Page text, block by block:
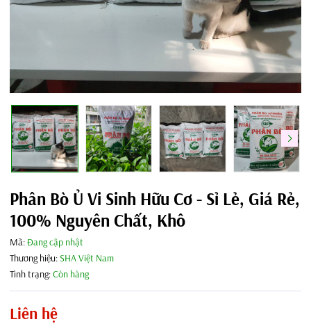
Phân Bò Ủ Vi Sinh Hữu Cơ - Sỉ Lẻ, Giá Rẻ,
100% Nguyên Chất, Khô
Mã:Đang cập nhật
Thương hiệu:SHA Việt Nam
Tình trạng:Còn hàng
Liên hệ